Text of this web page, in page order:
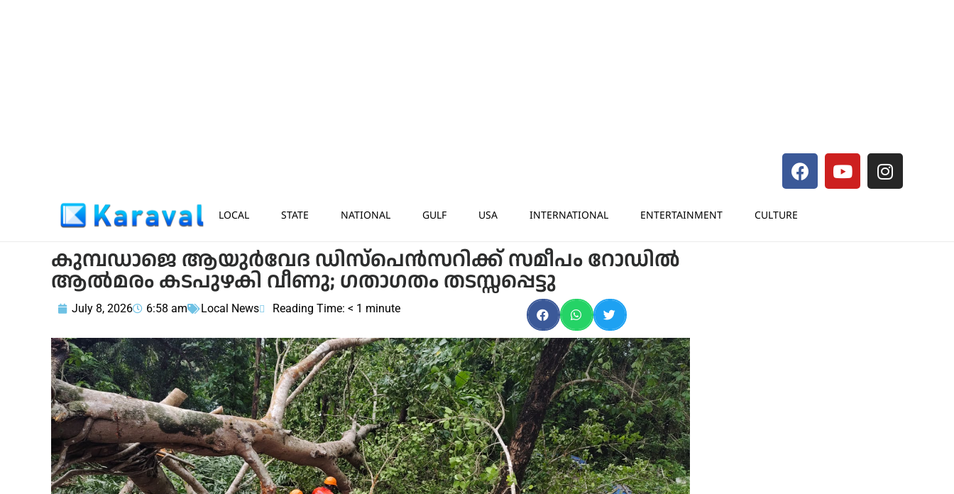
LOCAL STATE NATIONAL GULF USA INTERNATIONAL ENTERTAINMENT CULTURE
കുമ്പഡാജെ ആയുർവേദ ഡിസ്പെൻസറിക്ക് സമീപം റോഡിൽ
ആൽമരം കടപുഴകി വീണു; ഗതാഗതം തടസ്സപ്പെട്ടു
July 8, 2026 6:58 am Local News Reading Time: < 1 minute